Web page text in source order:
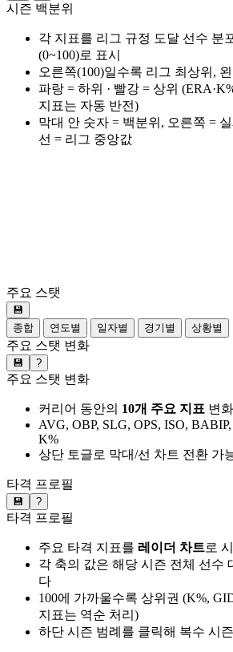
시즌 백분위
각 지표를 리그 규정 도달 선수 분
(0~100)로 표시
오른쪽(100)일수록 리그 최상위,
파랑 = 하위 · 빨강 = 상위
지표는 자동 반전)
막대 안 숫자 = 백분위, 오른쪽 =
선 = 리그 중앙값
주요 스탯
💾
종합
연도별 일자별 경기별 상황별
주요 스탯 변화
💾 ?
주요 스탯 변화
커리어 동안의 10개 주요 지표 변
AVG, OBP, SLG, OPS, ISO,
K%
상단 토글로 막대/선 차트 전환 가
타격 프로필
💾 ?
타격 프로필
주요 타격 지표를 레이더 차트로
각 축의 값은 해당 시즌 전체 선수
다
100에 가까울수록 상위권 (K%,
지표는 역순 처리)
하단 시즌 범례를 클릭해 복수 시